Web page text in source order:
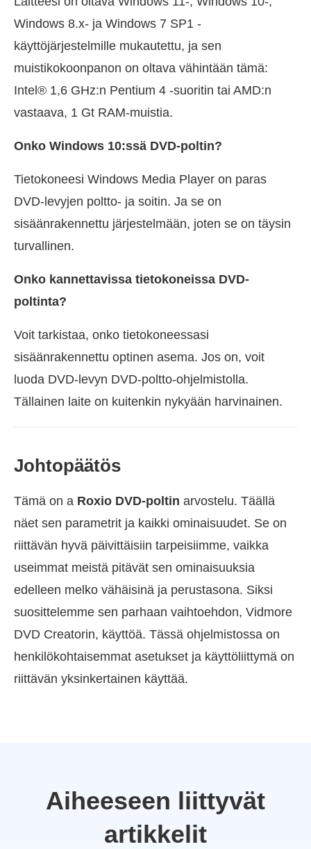
Windows 8.x- ja Windows 7 SP1 -
käyttöjärjestelmille mukautettu, ja sen
muistikokoonpanon on oltava vähintään tämä:
Intel® 1,6 GHz:n Pentium 4 -suoritin tai AMD:n
vastaava, 1 Gt RAM-muistia.
Onko Windows 10:ssä DVD-poltin?
Tietokoneesi Windows Media Player on paras
DVD-levyjen poltto- ja soitin. Ja se on
sisäänrakennettu järjestelmään, joten se on täysin
turvallinen.
Onko kannettavissa tietokoneissa DVD-
poltinta?
Voit tarkistaa, onko tietokoneessasi
sisäänrakennettu optinen asema. Jos on, voit
luoda DVD-levyn DVD-poltto-ohjelmistolla.
Tällainen laite on kuitenkin nykyään harvinainen.
Johtopäätös
Tämä on a Roxio DVD-poltin arvostelu. Täällä
näet sen parametrit ja kaikki ominaisuudet. Se on
riittävän hyvä päivittäisiin tarpeisiimme, vaikka
useimmat meistä pitävät sen ominaisuuksia
edelleen melko vähäisinä ja perustasona. Siksi
suosittelemme sen parhaan vaihtoehdon, Vidmore
DVD Creatorin, käyttöä. Tässä ohjelmistossa on
henkilökohtaisemmat asetukset ja käyttöliittymä on
riittävän yksinkertainen käyttää.
Aiheeseen liittyvät
artikkelit